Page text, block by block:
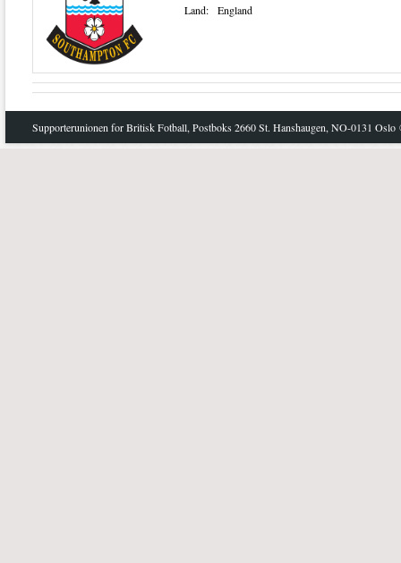
Land:
England
Supporterunionen for Britisk Fotball, Postboks 2660 St. Hanshaugen, NO-0131